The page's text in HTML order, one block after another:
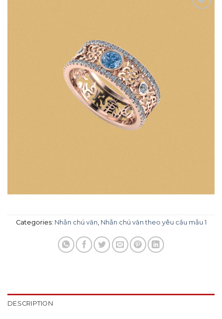
Categories: Nhẫn chú văn, Nhẫn chú văn theo yêu cầu mẫu 1
DESCRIPTION